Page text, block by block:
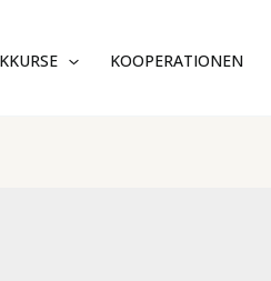
KOOPERATIONEN